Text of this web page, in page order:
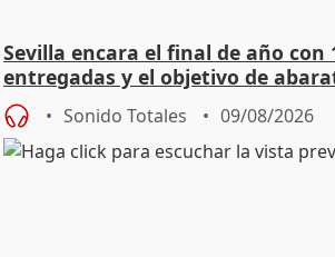
Sevilla encara el final de año con
entregadas y el objetivo de
Sonido Totales 09/08/2026